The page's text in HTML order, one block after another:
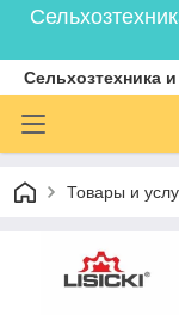
Cельхозтехника
Товары и